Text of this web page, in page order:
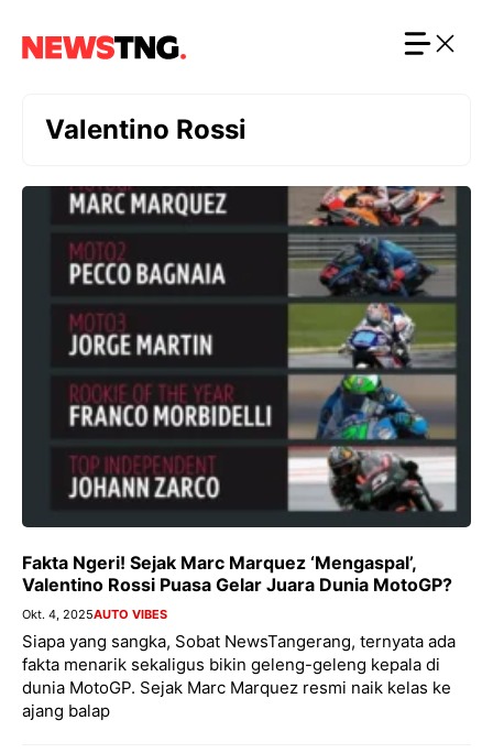
Valentino Rossi
Fakta Ngeri! Sejak Marc Marquez ‘Mengaspal’,
Valentino Rossi Puasa Gelar Juara Dunia MotoGP?
Okt. 4, 2025AUTO VIBES
Siapa yang sangka, Sobat NewsTangerang, ternyata ada
fakta menarik sekaligus bikin geleng-geleng kepala di
dunia MotoGP. Sejak Marc Marquez resmi naik kelas ke
ajang balap